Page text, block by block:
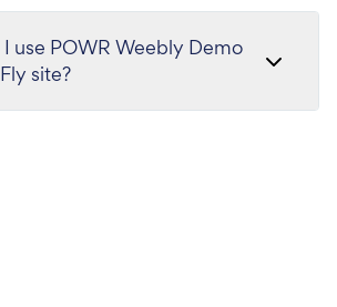
use POWR Weebly Demo
site?